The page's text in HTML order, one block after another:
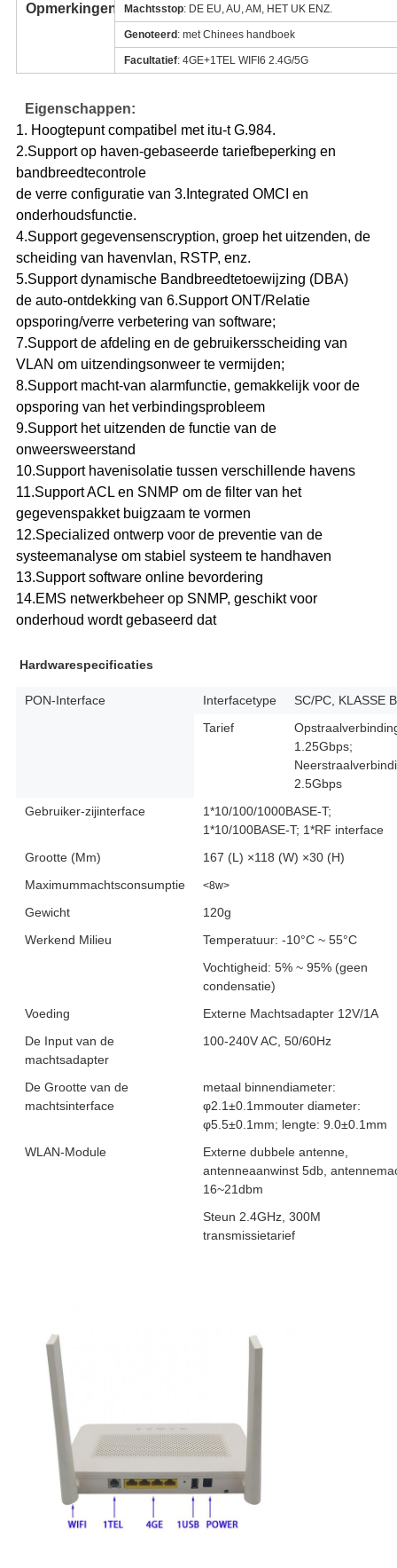
Opmerkingen Machtsstop: DE EU, AU, AM, HET UK ENZ.
Genoteerd : met Chinees handboek
Facultatief: 4GE+1TEL WIFI6 2.4G/5G
Eigenschappen:
1. Hoogtepunt compatibel met itu-t G.984.
2.Support op haven-gebaseerde tariefbeperking en
bandbreedtecontrole
de verre configuratie van 3.Integrated OMCI en
onderhoudsfunctie.
4.Support gegevensenscryption, groep het uitzenden, de
scheiding van havenvlan, RSTP, enz.
5.Support dynamische Bandbreedtetoewijzing (DBA)
de auto-ontdekking van 6.Support ONT/Relatie
opsporing/verre verbetering van software;
7.Support de afdeling en de gebruikersscheiding van
VLAN om uitzendingsonweer te vermijden;
8.Support macht-van alarmfunctie, gemakkelijk voor de
opsporing van het verbindingsprobleem
9.Support het uitzenden de functie van de
onweersweerstand
10.Support havenisolatie tussen verschillende havens
11.Support ACL en SNMP om de filter van het
gegevenspakket buigzaam te vormen
12.Specialized ontwerp voor de preventie van de
systeemanalyse om stabiel systeem te handhaven
13.Support software online bevordering
14.EMS netwerkbeheer op SNMP, geschikt voor
onderhoud wordt gebaseerd dat
Hardwarespecificaties
PON-Interface Interfacetype
SC/PC, KLASSE
Tarief
1.25Gbps;
2.5Gbps
Gebruiker-zijinterface
1*10/100/1000BASE-T;
1*10/100BASE-T; 1*RF interface
Grootte (Mm)
167 (L) ×118 (W) ×30 (H)
Maximummachtsconsumptie
<8w>
Gewicht
120g
Werkend Milieu
Temperatuur: -10°C ~ 55°C
Vochtigheid: 5% ~ 95% (geen
condensatie)
Voeding
Externe Machtsadapter 12V/1A
De Input van de
machtsadapter
100-240V AC, 50/60Hz
De Grootte van de
machtsinterface
metaal binnendiameter:
φ2.1±0.1mmouter diameter:
φ5.5±0.1mm; lengte: 9.0±0.1mm
WLAN-Module
Externe dubbele antenne,
antenneaanwinst 5db,
16~21dbm
Steun 2.4GHz, 300M
transmissietarief